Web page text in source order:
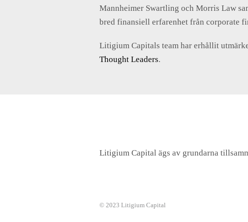
Mannheimer Swartling och Morris Law
bred finansiell erfarenhet från corporate
Litigium Capitals team har erhållit
Thought Leaders.
Litigium Capital ägs av grundarna
© 2023 Litigium Capital